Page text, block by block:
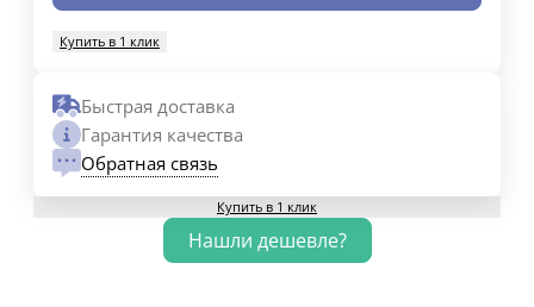
Купить в 1 клик
Быстрая доставка
Гарантия качества
Обратная связь
Купить в 1 клик